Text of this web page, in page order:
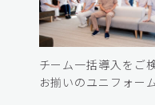
チーム一括導入をご
お揃いのユニフォー